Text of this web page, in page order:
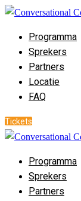
Programma
Sprekers
Partners
Locatie
FAQ
Tickets
Programma
Sprekers
Partners